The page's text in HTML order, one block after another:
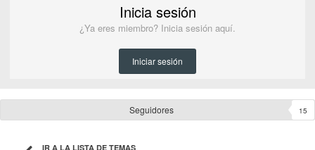
Inicia sesión
¿Ya eres miembro? Inicia sesión aquí.
Iniciar sesión
Seguidores 15
IR A LA LISTA DE TEMAS